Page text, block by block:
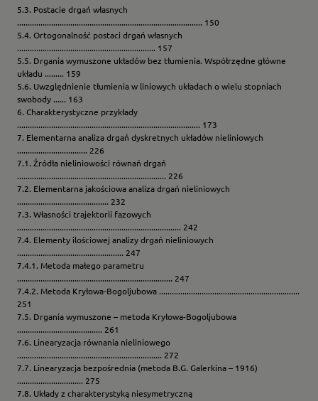
5.3. Postacie drgań własnych
....................................................................................... 150
5.4. Ortogonalność postaci drgań własnych
................................................................. 157
5.5. Drgania wymuszone układów bez tłumienia. Współrzędne główne
układu ......... 159
5.6. Uwzględnienie tłumienia w liniowych układach o wielu stopniach
swobody ...... 163
6. Charakterystyczne przykłady
...................................................................................... 173
7. Elementarna analiza drgań dyskretnych układów nieliniowych
................................. 226
7.1. Źródła nieliniowości równań drgań
...................................................................... 226
7.2. Elementarna jakościowa analiza drgań nieliniowych
........................................... 232
7.3. Własności trajektorii fazowych
............................................................................. 242
7.4. Elementy ilościowej analizy drgań nieliniowych
.................................................. 247
7.4.1. Metoda małego parametru
......................................................................... 247
7.4.2. Metoda Kryłowa-Bogoljubowa ..................................................................
251
7.5. Drgania wymuszone – metoda Kryłowa-Bogoljubowa
........................................ 261
7.6. Linearyzacja równania nieliniowego
.................................................................... 272
7.7. Linearyzacja bezpośrednia (metoda B.G. Galerkina – 1916)
............................... 275
7.8. Układy z charakterystyką niesymetryczną